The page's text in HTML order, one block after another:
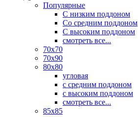
Популярные
C низким поддоном
Со средним поддоном
С высоким поддоном
смотреть все...
70х70
70х90
80х80
угловая
с средним поддоном
с высоким поддоном
смотреть все...
85х85